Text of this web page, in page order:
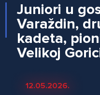
Juniori u
Varaždin,
kadeta,
Velikoj
12.05.2026.